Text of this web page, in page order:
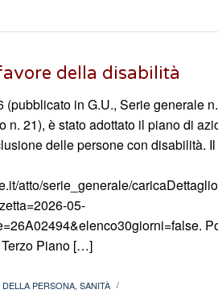
della disabilità
(pubblicato in G.U., Serie generale
n. 21), è stato adottato il piano di
delle persone con disabilità.
atto/serie_generale/
05-
Piano […]
PERSONA, SANITÀ /